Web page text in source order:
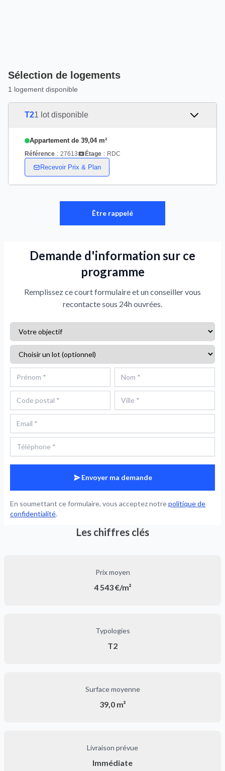
Sélection de logements
1 logement disponible
T21 lot disponible
Appartement de 39,04 m²
Référence : 27613 Étage : RDC
Recevoir Prix & Plan
Être rappelé
Demande d'information sur ce
programme
Remplissez ce court formulaire et un conseiller vous
recontacte sous 24h ouvrées.
Envoyer ma demande
En soumettant ce formulaire, vous acceptez notrepolitique de
confidentialité.
Les chiffres clés
Prix moyen
4 543 €/m²
Typologies
T2
Surface moyenne
39,0 m²
Livraison prévue
Immédiate